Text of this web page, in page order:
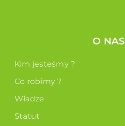
O NAS
Kim jesteśmy ?
Co robimy ?
Władze
Statut